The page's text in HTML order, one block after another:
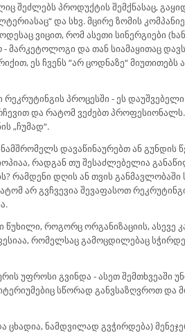
შეძლებს პროდუქტის შემქნასაც,
და სხვ. მცირე ზომის
ვიცით, რომ ასეთი სინერგიები
- მარკეტოლოგი და თან სიამაყითაც
ეს ჩვენს “არ ცოდნაზე“ მიუთითებს
პროცესში - ეს
და რატომ ვეძებთ
„ჩუმად“.
დავაწინაურებთ ან გუნდის
რადგან თუ შესაძლებელია
რამდენი დღის ან თვის განმავლობაში
არ გვჩვევია შევაფასოთ
წუხილი, როგორც ორგანიზაციის, ასევე
რომელსაც გამოცდილებაც
უფროსი გვინდა - ასეთ შემთხვეაში
სწორად განვსაზღვროთ და
ცხადია, ნამდვილად გვჭირდება)